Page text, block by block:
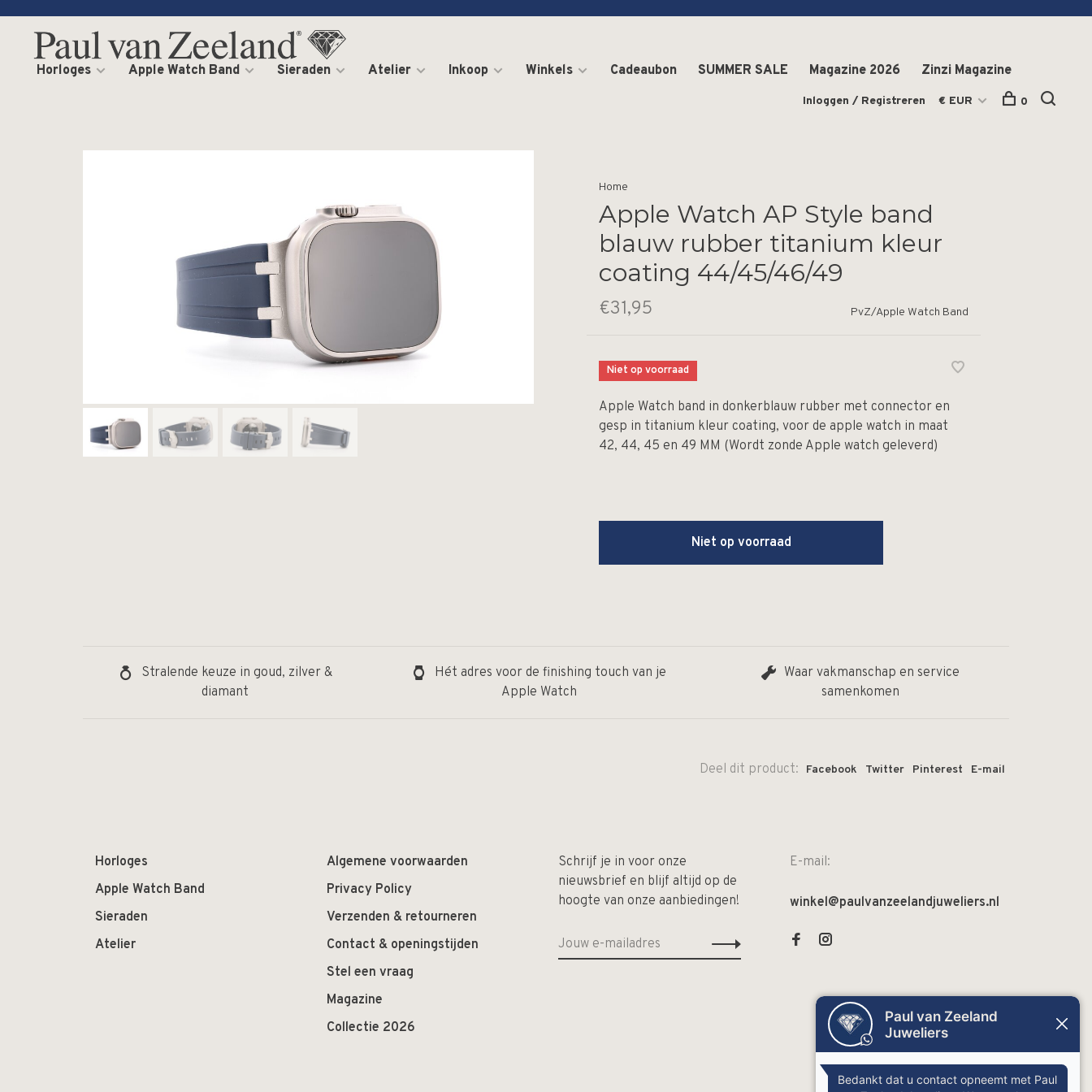
Horloges Apple Watch Band Sieraden Atelier Inkoop Winkels Cadeaubon SUMMER SALE Magazine 2026 Zinzi Magazine
Inloggen / Registreren € EUR 0
Home
Apple Watch AP Style band
blauw rubber titanium kleur
coating 44/45/46/49
€31,95 PvZ/Apple Watch Band
Niet op voorraad
Apple Watch band in donkerblauw rubber met connector en
gesp in titanium kleur coating, voor de apple watch in maat
42, 44, 45 en 49 MM (Wordt zonde Apple watch geleverd)
Niet op voorraad
Stralende keuze in goud, zilver &
diamant
Hét adres voor de finishing touch van je
Apple Watch
Waar vakmanschap en service
samenkomen
Deel dit product: Facebook Twitter Pinterest E-mail
Horloges
Apple Watch Band
Sieraden
Atelier
Algemene voorwaarden
Privacy Policy
Verzenden & retourneren
Contact & openingstijden
Stel een vraag
Magazine
Collectie 2026
Schrijf je in voor onze
nieuwsbrief en blijf altijd op de
hoogte van onze aanbiedingen!
E-mail:
winkel@paulvanzeelandjuweliers.nl